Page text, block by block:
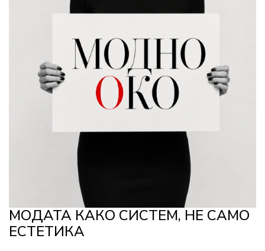
МОДАТА КАКО СИСТЕМ, НЕ САМО
ЕСТЕТИКА